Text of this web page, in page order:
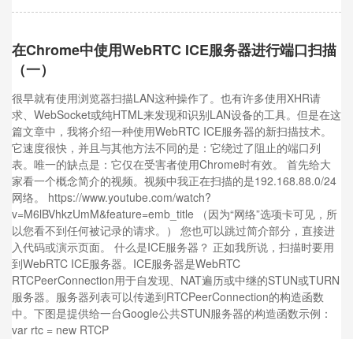
在Chrome中使用WebRTC ICE服务器进行端口扫描
（一）
很早就有使用浏览器扫描LAN这种操作了。也有许多使用XHR请
求、WebSocket或纯HTML来发现和识别LAN设备的工具。但是在这
篇文章中，我将介绍一种使用WebRTC ICE服务器的新扫描技术。
它速度很快，并且与其他方法不同的是：它绕过了阻止的端口列
表。唯一的缺点是：它仅在受害者使用Chrome时有效。 首先给大
家看一个概念简介的视频。视频中我正在扫描的是192.168.88.0/24
网络。 https://www.youtube.com/watch?
v=M6lBVhkzUmM&feature=emb_title （因为“网络”选项卡可见，所
以您看不到任何被记录的请求。） 您也可以跳过简介部分，直接进
入代码或演示页面。 什么是ICE服务器？ 正如我所说，扫描时要用
到WebRTC ICE服务器。ICE服务器是WebRTC
RTCPeerConnection用于自发现、NAT遍历或中继的STUN或TURN
服务器。服务器列表可以传递到RTCPeerConnection的构造函数
中。下图是提供给一台Google公共STUN服务器的构造函数示例：
var rtc = new RTCP